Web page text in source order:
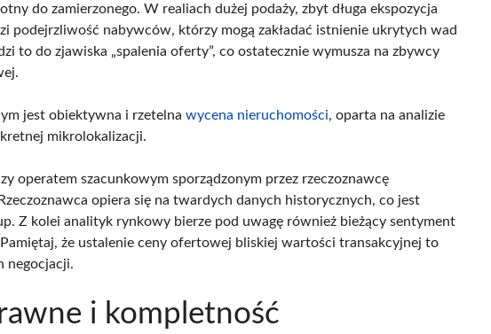
do zamierzonego. W realiach dużej podaży, zbyt długa ekspozycja
podejrzliwość nabywców, którzy mogą zakładać istnienie ukrytych wad
to do zjawiska „spalenia oferty”, co ostatecznie wymusza na zbywcy
jest obiektywna i rzetelna wycena nieruchomości, oparta na analizie
mikrolokalizacji.
operatem szacunkowym sporządzonym przez rzeczoznawcę
opiera się na twardych danych historycznych, co jest
Z kolei analityk rynkowy bierze pod uwagę również bieżący sentyment
że ustalenie ceny ofertowej bliskiej wartości transakcyjnej to
negocjacji.
i kompletność